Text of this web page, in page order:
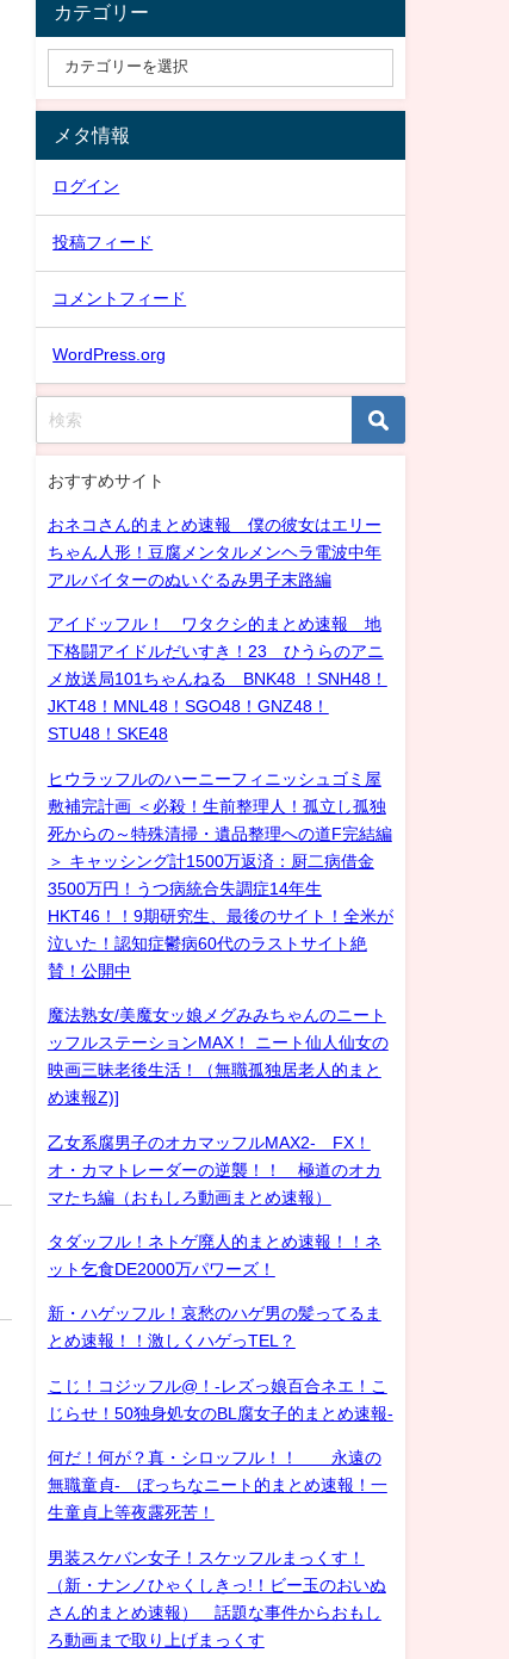
カテゴリー
メタ情報
ログイン
投稿フィード
コメントフィード
WordPress.org
おすすめサイト
おネコさん的まとめ速報 僕の彼女はエリー
ちゃん人形！豆腐メンタルメンヘラ電波中年
アルバイターのぬいぐるみ男子末路編
アイドッフル！ ワタクシ的まとめ速報 地
下格闘アイドルだいすき！23 ひうらのアニ
メ放送局101ちゃんねる BNK48 ！SNH48！
JKT48！MNL48！SGO48！GNZ48！
STU48！SKE48
ヒウラッフルのハーニーフィニッシュゴミ屋
敷補完計画 ＜必殺！生前整理人！孤立し孤独
死からの～特殊清掃・遺品整理への道F完結編
＞ キャッシング計1500万返済：厨二病借金
3500万円！うつ病統合失調症14年生
HKT46！！9期研究生、最後のサイト！全米が
泣いた！認知症鬱病60代のラストサイト絶
賛！公開中
魔法熟女/美魔女ッ娘メグみみちゃんのニート
ッフルステーションMAX！ ニート仙人仙女の
映画三昧老後生活！（無職孤独居老人的まと
め速報Z)]
乙女系腐男子のオカマッフルMAX2- FX！
オ・カマトレーダーの逆襲！！ 極道のオカ
マたち編（おもしろ動画まとめ速報）
タダッフル！ネトゲ廃人的まとめ速報！！ネ
ット乞食DE2000万パワーズ！
新・ハゲッフル！哀愁のハゲ男の髪ってるま
とめ速報！！激しくハゲっTEL？
こじ！コジッフル@！-レズっ娘百合ネエ！こ
じらせ！50独身処女のBL腐女子的まとめ速報-
何だ！何が？真・シロッフル！！ 永遠の
無職童貞- ぼっちなニート的まとめ速報！一
生童貞上等夜露死苦！
男装スケバン女子！スケッフルまっくす！
（新・ナンノひゃくしきっ!！ビー玉のおいぬ
さん的まとめ速報） 話題な事件からおもし
ろ動画まで取り上げまっくす